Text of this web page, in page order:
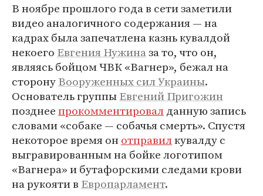
В ноябре прошлого года в сети заметили
видео аналогичного содержания — на
кадрах была запечатлена казнь кувалдой
некоего Евгения Нужиназа то, что он,
являясь бойцом ЧВК «Вагнер», бежал на
сторонуВооруженных сил Украины.
Основатель группыЕвгений Пригожин
позднеепрокомментировалданную запись
словами «собаке — собачья смерть». Спустя
некоторое время онотправилкувалду с
выгравированным на бойке логотипом
«Вагнера» и бутафорскими следами крови
на рукояти в Европарламент.